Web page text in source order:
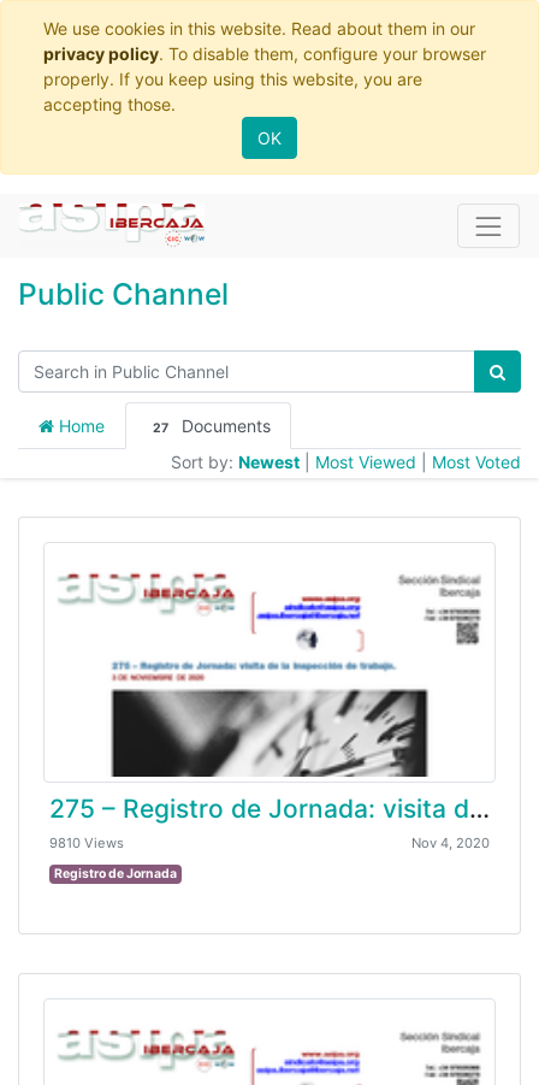
We use cookies in this website. Read about them in our
privacy policy. To disable them, configure your browser
properly. If you keep using this website, you are
accepting those.
OK
Public Channel
Home 27
Documents
Sort by: Newest Most Viewed Most Voted
275 – Registro de Jornada: visita de la inspección de trabajo
9810 Views Nov 4, 2020
Registro de Jornada